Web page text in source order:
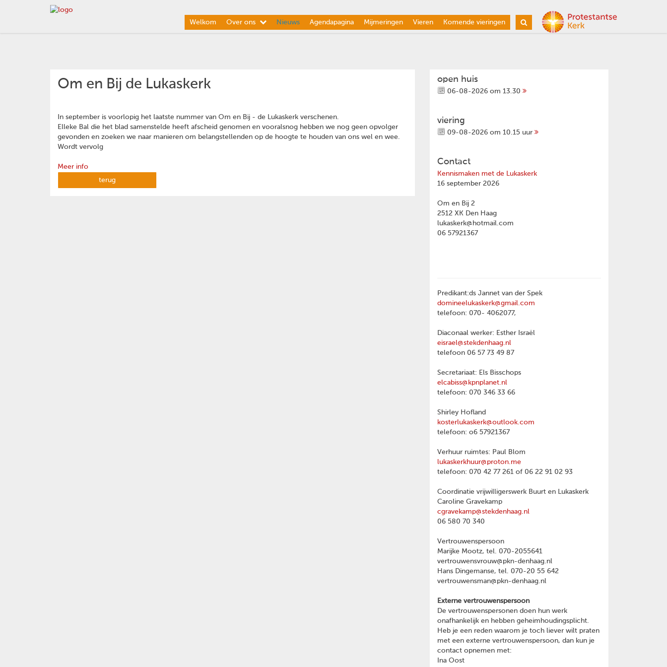
Welkom Over ons Nieuws Agendapagina Mijmeringen Vieren Komende vieringen
Om en Bij de Lukaskerk
In september is voorlopig het laatste nummer van Om en Bij - de Lukaskerk verschenen.
Elleke Bal die het blad samenstelde heeft afscheid genomen en vooralsnog hebben we nog geen opvolger
gevonden en zoeken we naar manieren om belangstellenden op de hoogte te houden van ons wel en wee.
Wordt vervolg
Meer info
terug
open huis
06-08-2026 om 13.30
viering
09-08-2026 om 10.15 uur
Contact
Kennismaken met de Lukaskerk
16 september 2026
Om en Bij 2
2512 XK Den Haag
lukaskerk@hotmail.com
06 57921367
Predikant:ds Jannet van der Spek
domineelukaskerk@gmail.com
telefoon: 070- 4062077,
Diaconaal werker: Esther Israël
eisrael@stekdenhaag.nl
telefoon 06 57 73 49 87
Secretariaat: Els Bisschops
elcabiss@kpnplanet.nl
telefoon: 070 346 33 66
Shirley Hofland
kosterlukaskerk@outlook.com
telefoon: o6 57921367
Verhuur ruimtes: Paul Blom
lukaskerkhuur@proton.me
telefoon: 070 42 77 261 of 06 22 91 02 93
Coordinatie vrijwilligerswerk Buurt en Lukaskerk
Caroline Gravekamp
cgravekamp@stekdenhaag.nl
06 580 70 340
Vertrouwenspersoon
Marijke Mootz, tel. 070-2055641
vertrouwensvrouw@pkn-denhaag.nl
Hans Dingemanse, tel. 070-20 55 642
vertrouwensman@pkn-denhaag.nl
Externe vertrouwenspersoon
De vertrouwenspersonen doen hun werk
onafhankelijk en hebben geheimhoudingsplicht.
Heb je een reden waarom je toch liever wilt praten
met een externe vertrouwenspersoon, dan kun je
contact opnemen met:
Ina Oost